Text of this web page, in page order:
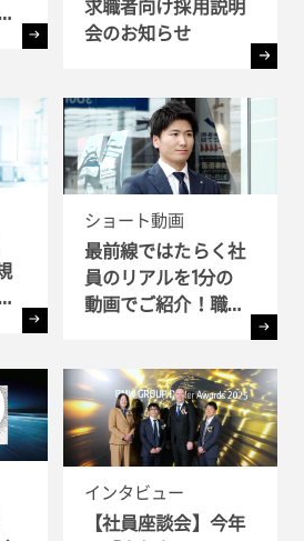
求職者向け採用説明
会のお知らせ
ショート動画
最前線ではたらく社
員のリアルを1分の
動画でご紹介！職種
インタビュー
【社員座談会】今年